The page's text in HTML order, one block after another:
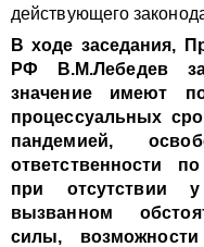
действующего
В ходе заседания,
РФ В.М.Лебедев
значение имеют
процессуальных
пандемией,
ответственности
при отсутствии
вызванном
силы,